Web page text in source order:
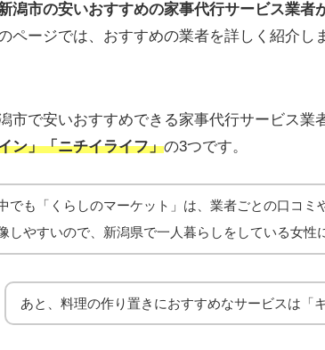
潟市の安いおすすめの家事代行サービス業者
ページでは、おすすめの業者を詳しく紹介し
市で安いおすすめできる家事代行サービス業
ン」「ニチイライフ」の3つです。
でも「くらしのマーケット」は、業者ごとの口コミ
しやすいので、新潟県で一人暮らしをしている女性
あと、料理の作り置きにおすすめなサービスは「